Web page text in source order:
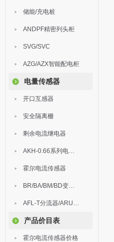
储能/充电桩
ANDPF精密列头柜
SVG/SVC
AZG/AZX智能配电柜
电量传感器
开口互感器
安全隔离栅
剩余电流继电器
AKH-0.66系列电流互感器
霍尔电流传感器
BR/BA/BM/BD变送器
AFL-T分流器/ARU浪涌保护器
产品价目表
霍尔电流传感器价格